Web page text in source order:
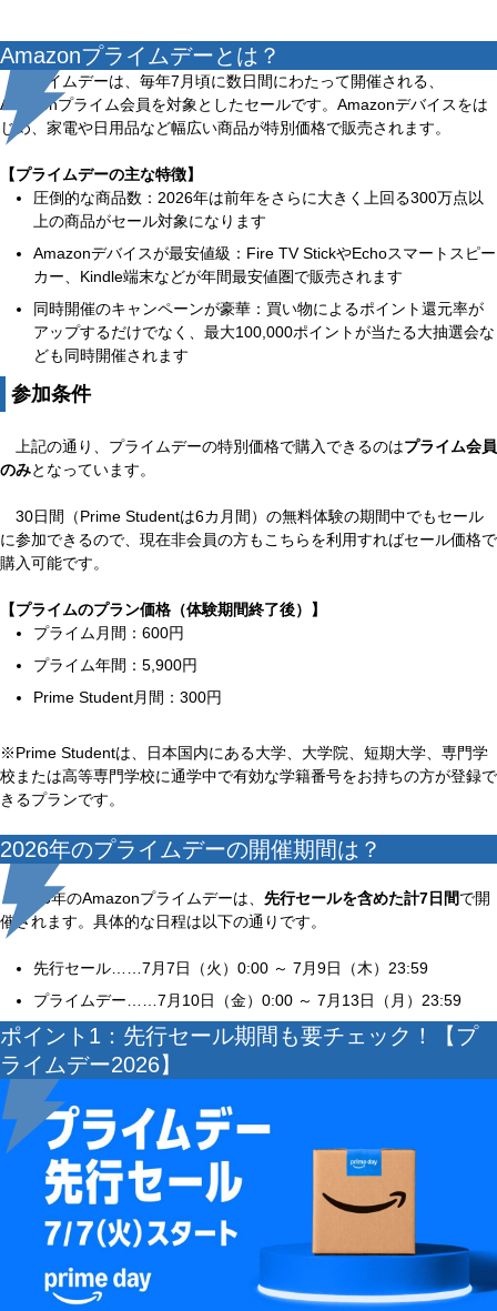
Amazonプライムデーとは？
プライムデーは、毎年7月頃に数日間にわたって開催される、
Amazonプライム会員を対象としたセールです。Amazonデバイスをは
じめ、家電や日用品など幅広い商品が特別価格で販売されます。
【プライムデーの主な特徴】
圧倒的な商品数：2026年は前年をさらに大きく上回る300万点以
上の商品がセール対象になります
Amazonデバイスが最安値級：Fire TV StickやEchoスマートスピー
カー、Kindle端末などが年間最安値圏で販売されます
同時開催のキャンペーンが豪華：買い物によるポイント還元率が
アップするだけでなく、最大100,000ポイントが当たる大抽選会な
ども同時開催されます
参加条件
上記の通り、プライムデーの特別価格で購入できるのはプライム会員
のみとなっています。
30日間（Prime Studentは6カ月間）の無料体験の期間中でもセール
に参加できるので、現在非会員の方もこちらを利用すればセール価格で
購入可能です。
【プライムのプラン価格（体験期間終了後）】
プライム月間：600円
プライム年間：5,900円
Prime Student月間：300円
※Prime Studentは、日本国内にある大学、大学院、短期大学、専門学
校または高等専門学校に通学中で有効な学籍番号をお持ちの方が登録で
きるプランです。
2026年のプライムデーの開催期間は？
2026年のAmazonプライムデーは、 先行セールを含めた計7日間で開
催されます。具体的な日程は以下の通りです。
先行セール……7月7日（火）0:00 ～ 7月9日（木）23:59
プライムデー……7月10日（金）0:00 ～ 7月13日（月）23:59
ポイント1：先行セール期間も要チェック！【プ
ライムデー2026】